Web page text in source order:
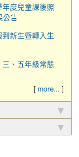
年度兒童課後照
公告
到新生暨轉入生
三、五年級常態
[ more... ]